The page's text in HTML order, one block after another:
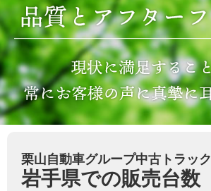
栗山自動車グループ中古トラック
岩手県での販売台数